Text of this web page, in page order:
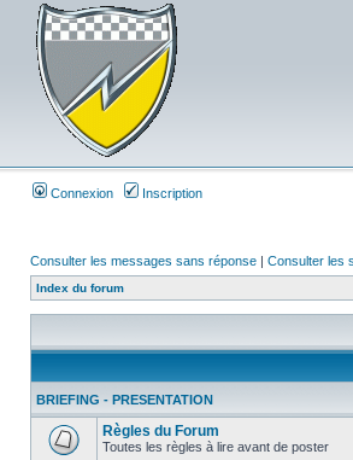
Connexion Inscription
Consulter les messages sans réponse | Consulter les
Index du forum
BRIEFING - PRESENTATION
Règles du Forum
Toutes les règles à lire avant de poster